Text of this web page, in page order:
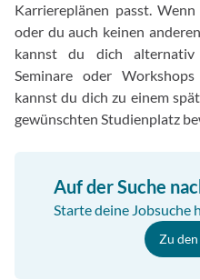
Karriereplänen passt.
oder du auch keinen
kannst du dich alternativ
Seminare oder
kannst du dich zu einem
gewünschten Studienplatz
Auf der Suche
Starte deine Jobsuche
Zu